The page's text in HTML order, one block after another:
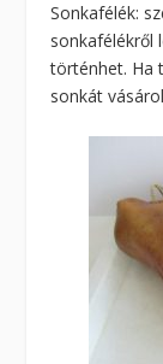
Sonkafélék:
sonkafélékről
történhet. Ha
sonkát